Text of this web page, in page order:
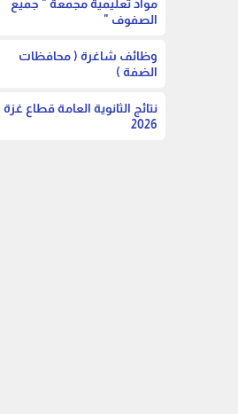
مواد تعليمية مجمعة " جميع
الصفوف "
وظائف شاغرة ( محافظات
الضفة )
نتائج الثانوية العامة قطاع غزة
2026